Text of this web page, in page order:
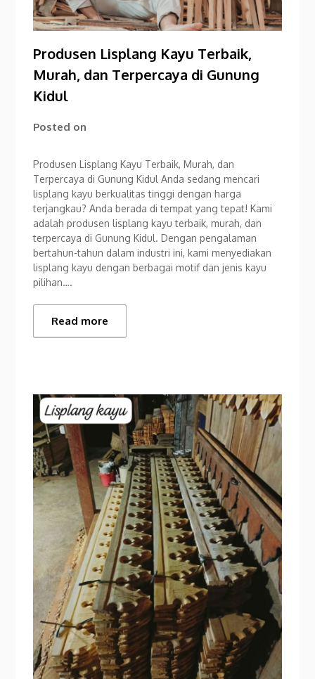
Produsen Lisplang Kayu Terbaik,
Murah, dan Terpercaya di Gunung
Kidul
Posted on
Produsen Lisplang Kayu Terbaik, Murah, dan
Terpercaya di Gunung Kidul Anda sedang mencari
lisplang kayu berkualitas tinggi dengan harga
terjangkau? Anda berada di tempat yang tepat! Kami
adalah produsen lisplang kayu terbaik, murah, dan
terpercaya di Gunung Kidul. Dengan pengalaman
bertahun-tahun dalam industri ini, kami menyediakan
lisplang kayu dengan berbagai motif dan jenis kayu
pilihan….
Read more